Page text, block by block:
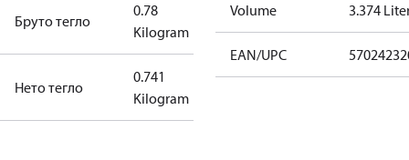
Бруто тегло
0.78
Kilogram
Нето тегло
0.741
Kilogram
Volume 3.374
EAN/UPC